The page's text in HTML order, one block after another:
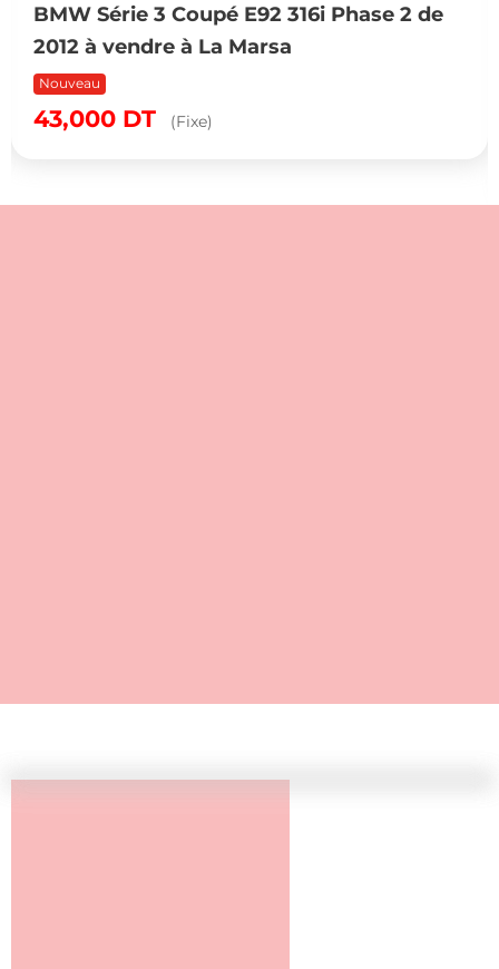
BMW Série 3 Coupé E92 316i Phase 2 de
2012 à vendre à La Marsa
Nouveau
43,000 DT (Fixe)